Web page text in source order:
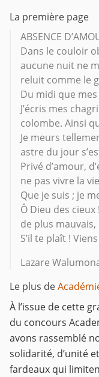
La première page
ABSENCE
Dans le couloir
aucune nuit ne
reluit comme le
Du midi que
J’écris mes
colombe. Ainsi
Je meurs
astre du jour
Privé d’amour,
ne pas vivre la
Que je suis ; je
Ô Dieu des cieux
de plus
S’il te plaît !
Lazare
Le plus de
À l’issue de cette
du concours
avons rassemblé
solidarité, d’unité
fardeaux qui